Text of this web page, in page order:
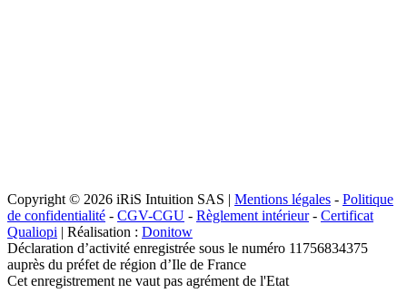
Copyright © 2026 iRiS Intuition SAS | Mentions légales - Politique
de confidentialité - CGV-CGU - Règlement intérieur- Certificat
Qualiopi | Réalisation : Donitow
Déclaration d’activité enregistrée sous le numéro 11756834375
auprès du préfet de région d’Ile de France
Cet enregistrement ne vaut pas agrément de l'Etat